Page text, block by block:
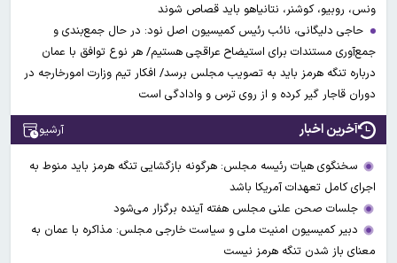
ونس، روبیو، کوشنر، نتانیاهو باید قصاص شوند
حاجی دلیگانی، نائب رئیس کمیسیون اصل نود: در حال جمع‌بندی و
جمع‌آوری مستندات برای استیضاح عراقچی هستیم/ هر نوع توافق با عمان
درباره تنگه هرمز باید به تصویب مجلس برسد/ افکار تیم وزارت امورخارجه در
دوران قاجار گیر کرده و از روی ترس و وادادگی است
آخرین اخبار آرشیو
سخنگوی هیات رئیسه مجلس: هرگونه بازگشایی تنگه هرمز باید منوط به
اجرای کامل تعهدات آمریکا باشد
جلسات صحن علنی مجلس هفته آینده برگزار می‌شود
دبیر کمیسیون امنیت ملی و سیاست خارجی مجلس: مذاکره با عمان به
معنای باز شدن تنگه هرمز نیست